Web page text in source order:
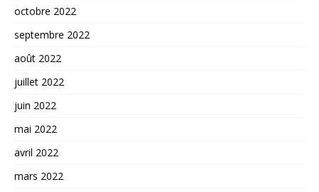
octobre 2022
septembre 2022
août 2022
juillet 2022
juin 2022
mai 2022
avril 2022
mars 2022